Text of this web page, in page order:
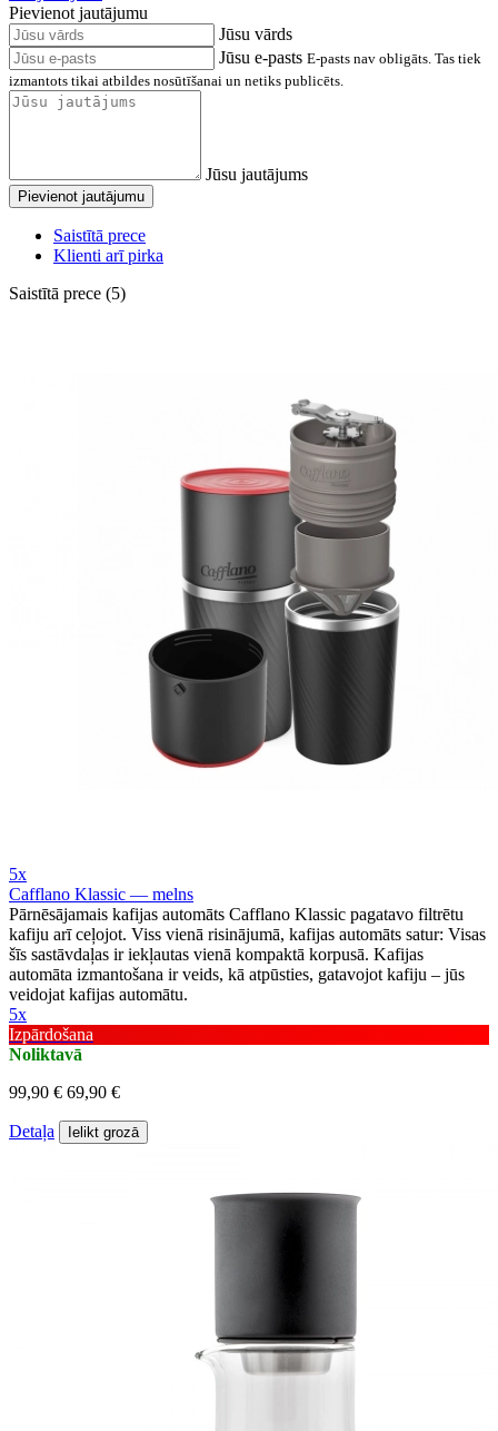
Pievienot jautājumu
Jūsu vārds
Jūsu e-pasts E-pasts nav obligāts. Tas tiek
izmantots tikai atbildes nosūtīšanai un netiks publicēts.
Jūsu jautājums
Pievienot jautājumu
Saistītā prece
Klienti arī pirka
Saistītā prece (5)
5x
Cafflano Klassic — melns
Pārnēsājamais kafijas automāts Cafflano Klassic pagatavo filtrētu
kafiju arī ceļojot. Viss vienā risinājumā, kafijas automāts satur: Visas
šīs sastāvdaļas ir iekļautas vienā kompaktā korpusā. Kafijas
automāta izmantošana ir veids, kā atpūsties, gatavojot kafiju – jūs
veidojat kafijas automātu.
5x
Izpārdošana
Noliktavā
99,90 € 69,90 €
Detaļa Ielikt grozā